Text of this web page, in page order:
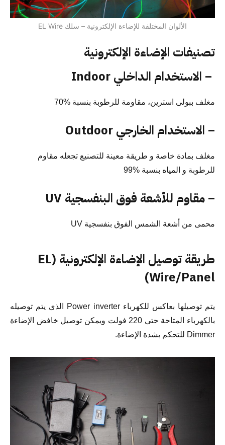
الألوان المختلفة للإضاءة الإلكترونية – سلك EL Wire
تصنيفات الإضاءة الإلكترونية
– الاستخدام الداخلي Indoor
مغلف ببولى استرين، مقاومة للرطوبة بنسبة %70
– الاستخدام الخارجي Outdoor
مغلف بمادة خاصة و طريقة معينة للتصنيع تجعله مقاوم
للرطوبة و المياه بنسبة %99
– مقاوم للأشعة فوق البنفسجية UV
محمى من أشعة الشمس الفوق بنفسجية UV
طريقة توصيل الإضاءة الإلكترونية (EL
Wire/Panel)
يتم توصيلها بعاكس للكهرباء Power inverter الذى يتم توصيله
بالكهرباء المتاحة حتى 220 فولت ويمكن توصيل خافض الإضاءة
Dimmer للتحكم بشدة الإضاءة.